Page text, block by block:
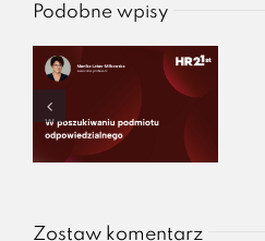
Podobne wpisy
Zostaw komentarz